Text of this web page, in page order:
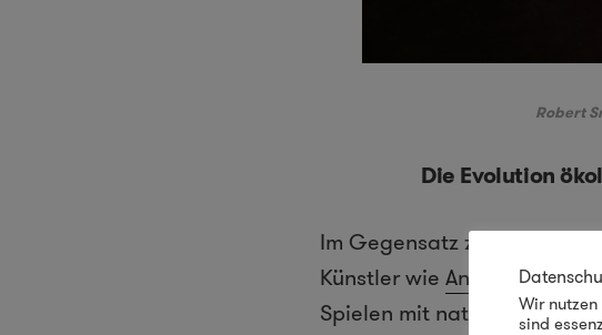
Robert
Die Evolution
Im Gegensatz zu den
Künstler wie Andy
Spielen mit natürlichen
Wir
sind